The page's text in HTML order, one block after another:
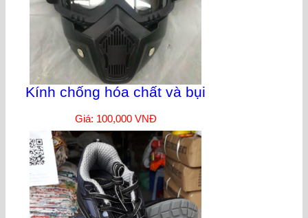
Kính chống hóa chất và bụi
Giá: 100,000 VNĐ